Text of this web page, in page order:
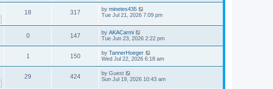
18 317 by minetes435
Tue Jul 21, 2026 7:09 pm
0 147 by AKACarmi
Tue Jun 23, 2026 2:22 pm
1 150 by TannerHoeger
Wed Jul 22, 2026 6:18 am
29 424 by Guest
Sun Jul 19, 2026 10:43 am